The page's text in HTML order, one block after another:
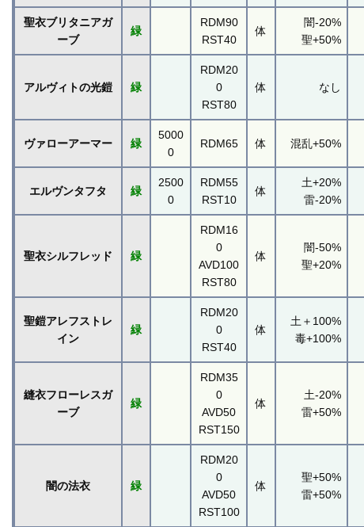
聖衣ブリタニアガ
ーブ
緑
RDM90
RST40
体
闇-20%
聖+50%
アルヴィトの光鎧 緑
RDM20
0
RST80
体 なし
ヴァローアーマー 緑
5000
0
RDM65 体 混乱+50%
エルヴンタフタ 緑
2500
0
RDM55
RST10
体
土+20%
雷-20%
聖衣シルフレッド 緑
RDM16
0
AVD100
RST80
体
闇-50%
聖+20%
聖鎧アレフストレ
イン
緑
RDM20
0
RST40
体
土＋100%
毒+100%
縫衣フローレスガ
ーブ
緑
RDM35
0
AVD50
RST150
体
土-20%
雷+50%
闇の法衣 緑
RDM20
0
AVD50
RST100
体
聖+50%
雷+50%